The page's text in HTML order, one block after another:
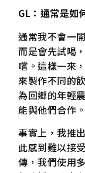
GL ： 通常是如
通常我不會一
而是會先試喝
嚐。這樣一來
來製作不同的
為回鄉的年輕
能與他們合作。
事實上，我推
此感到難以接
傳，我們使用